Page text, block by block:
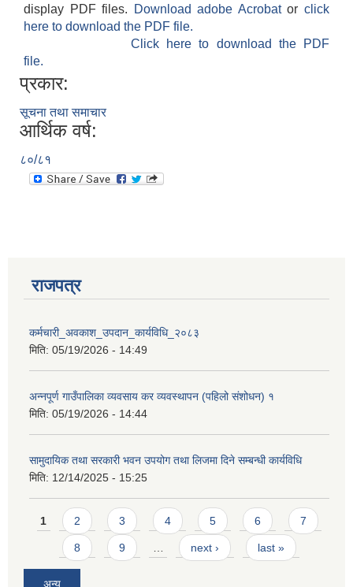
display PDF files.
Download adobe Acrobatorclick
here to download the PDF file.
Click here to download the PDF
file.
प्रकार:
सूचना तथा समाचार
आर्थिक वर्ष:
८०/८१
राजपत्र
कर्मचारी_अवकाश_उपदान_कार्यविधि_२०८३
मिति: 05/19/2026 - 14:49
अन्नपूर्ण गाउँपालिका व्यवसाय कर व्यवस्थापन (पहिलो संशोधन) १
मिति: 05/19/2026 - 14:44
सामुदायिक तथा सरकारी भवन उपयोग तथा लिजमा दिने सम्बन्धी कार्यविधि
मिति: 12/14/2025 - 15:25
Pages
1 2 3 4 5 6 7
8 9 next › last »
अन्य